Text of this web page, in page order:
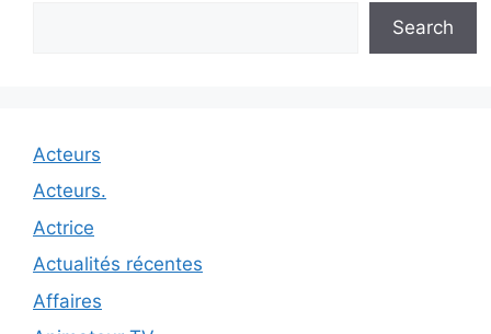
Search
Acteurs
Acteurs.
Actrice
Actualités récentes
Affaires